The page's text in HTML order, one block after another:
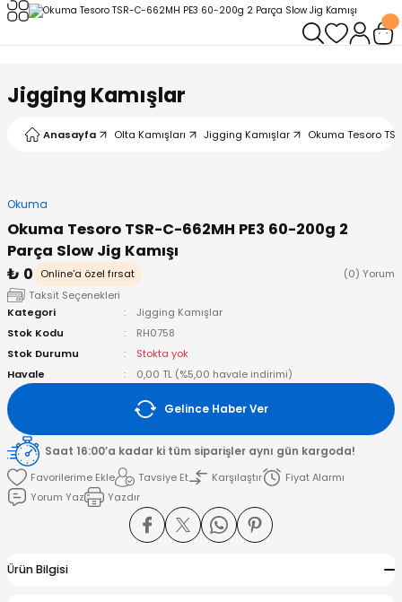
Jigging Kamışlar
Anasayfa Olta Kamışları Jigging Kamışlar Okuma Tesoro
Okuma
Okuma Tesoro TSR-C-662MH PE3 60-200g 2
Parça Slow Jig Kamışı
₺ 0
Online'a özel fırsat
(0) Yorum
Taksit Seçenekleri
Kategori
Jigging Kamışlar
Stok Kodu
RH0758
Stok Durumu
Stokta yok
Havale
0,00 TL (%5,00 havale indirimi)
Gelince Haber Ver
Saat 16:00’a kadar ki tüm siparişler aynı gün kargoda!
Tavsiye Et
Karşılaştır
Fiyat Alarmı
Yorum Yaz
Yazdır
Ürün Bilgisi
Kamışlar
& El Feneri